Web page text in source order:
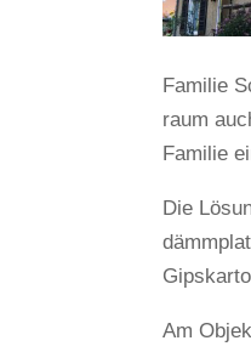
Familie
raum
Familie
Die
Am